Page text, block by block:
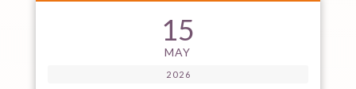
15
MAY
2026